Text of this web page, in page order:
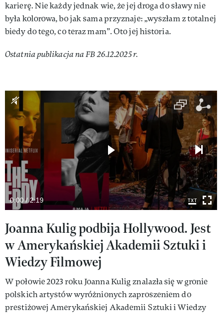
karierę. Nie każdy jednak wie, że jej droga do sławy nie
była kolorowa, bo jak sama przyznaje: „wyszłam z totalnej
biedy do tego, co teraz mam”. Oto jej historia.
Ostatnia publikacja na FB 26.12.2025 r.
0:00 / 2:19
Joanna Kulig podbija Hollywood. Jest
w Amerykańskiej Akademii Sztuki i
Wiedzy Filmowej
W połowie 2023 roku Joanna Kulig znalazła się w gronie
polskich artystów wyróżnionych zaproszeniem do
prestiżowej Amerykańskiej Akademii Sztuki i Wiedzy